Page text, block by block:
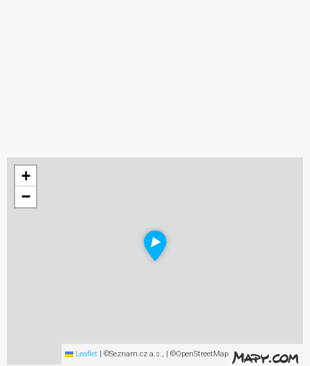
+
−
Leaflet | ©Seznam.cz a.s., | ©OpenStreetMap